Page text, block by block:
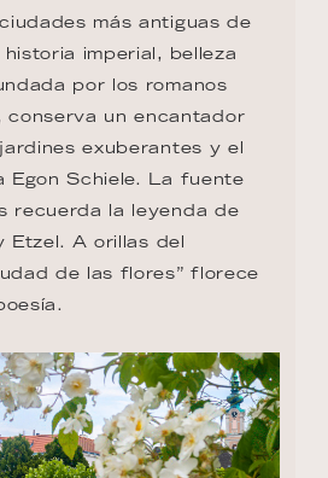
más antiguas de
imperial, belleza
por los romanos
conserva un encantador
exuberantes y el
Egon Schiele. La fuente
recuerda la leyenda de
Etzel. A orillas del
de las flores” florece